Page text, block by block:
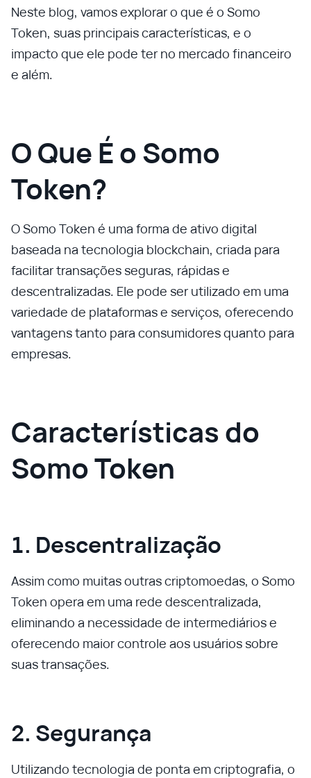
Neste blog, vamos explorar o que é o Somo
Token, suas principais características, e o
impacto que ele pode ter no mercado financeiro
e além.
O Que É o Somo
Token?
O Somo Token é uma forma de ativo digital
baseada na tecnologia blockchain, criada para
facilitar transações seguras, rápidas e
descentralizadas. Ele pode ser utilizado em uma
variedade de plataformas e serviços, oferecendo
vantagens tanto para consumidores quanto para
empresas.
Características do
Somo Token
1. Descentralização
Assim como muitas outras criptomoedas, o Somo
Token opera em uma rede descentralizada,
eliminando a necessidade de intermediários e
oferecendo maior controle aos usuários sobre
suas transações.
2. Segurança
Utilizando tecnologia de ponta em criptografia, o